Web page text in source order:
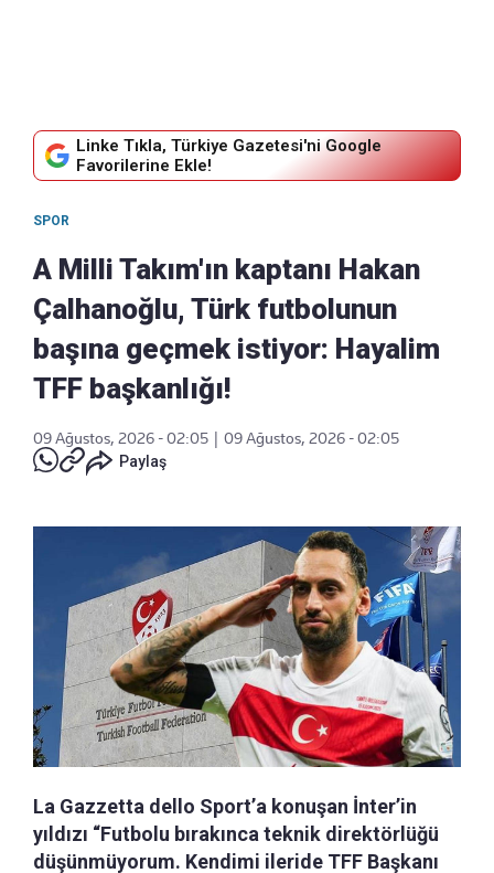
Linke Tıkla, Türkiye Gazetesi'ni Google
Favorilerine Ekle!
SPOR
A Milli Takım'ın kaptanı Hakan
Çalhanoğlu, Türk futbolunun
başına geçmek istiyor: Hayalim
TFF başkanlığı!
09 Ağustos, 2026 - 02:05
09 Ağustos, 2026 - 02:05
Paylaş
La Gazzetta dello Sport’a konuşan İnter’in
yıldızı “Futbolu bırakınca teknik direktörlüğü
düşünmüyorum. Kendimi ileride TFF Başkanı